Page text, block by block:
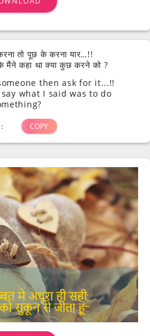
तो पूछ के करना यार…!!
कहा था क्या कुछ करने को ?
then ask for it...!!
what I said was to do
COPY